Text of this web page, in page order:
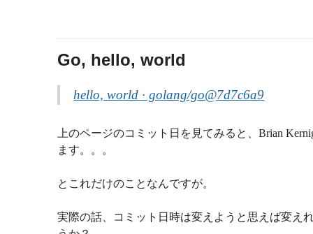
Go, hello, world
hello, world · golang/go@7d7c6a9
上のページのコミット日を見てみると、Brian
ます。。。
とこれだけのことなんですが。
実際の話、コミット日時は変えようと思えば変え